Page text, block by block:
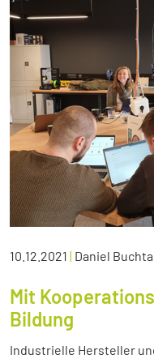
10.12.2021 | Daniel Buchta
Mit
Bildung
Industrielle Hersteller